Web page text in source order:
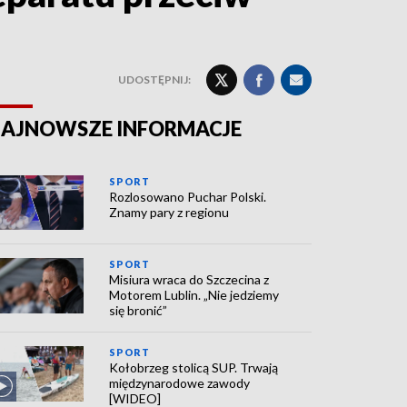
UDOSTĘPNIJ:
INFORMACJE
SPORT
Rozlosowano Puchar Polski.
Znamy pary z regionu
SPORT
Misiura wraca do Szczecina z
Motorem Lublin. „Nie jedziemy
się bronić”
SPORT
Kołobrzeg stolicą SUP. Trwają
międzynarodowe zawody
[WIDEO]